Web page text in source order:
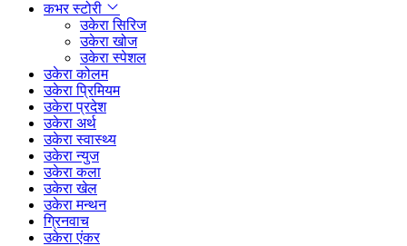
कभर स्टोरी
उकेरा सिरिज
उकेरा खोज
उकेरा स्पेशल
उकेरा कोलम
उकेरा प्रिमियम
उकेरा प्रदेश
उकेरा अर्थ
उकेरा स्वास्थ्य
उकेरा न्युज
उकेरा कला
उकेरा खेल
उकेरा मन्थन
ग्रिनवाच
उकेरा एंकर